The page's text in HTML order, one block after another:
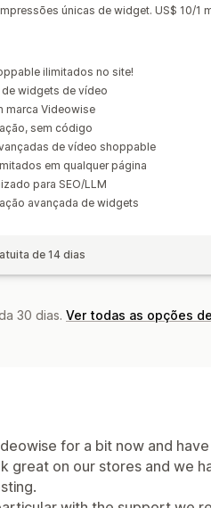
únicas de widget. US$ 10/1
ilimitados no site!
de widgets de vídeo
marca Videowise
sem código
de vídeo shoppable
em qualquer página
para SEO/LLM
avançada de widgets
de 14 dias
30 dias. Ver todas as opções
for a bit now and
great on our stores and we